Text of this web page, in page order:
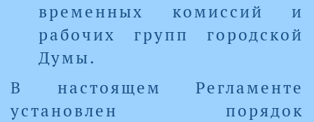
временных комиссий и
рабочих групп городской
Думы.
В настоящем Регламенте
установлен порядок